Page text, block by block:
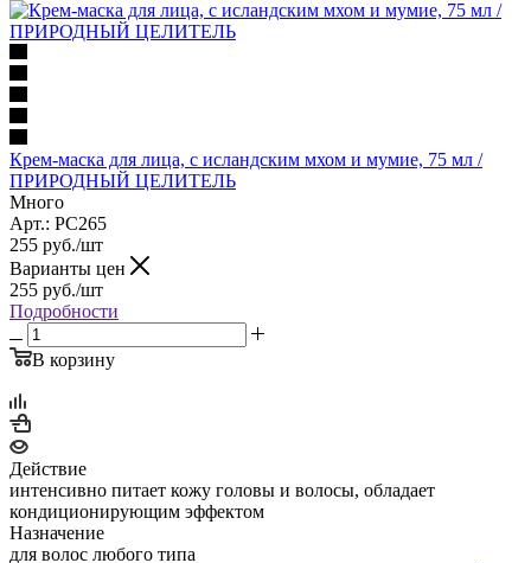
Крем-маска для лица, с исландским мхом и мумие, 75 мл /
ПРИРОДНЫЙ ЦЕЛИТЕЛЬ
Много
Арт.: PC265
255 руб./шт
Варианты цен
255 руб./шт
Подробности
В корзину
Действие
интенсивно питает кожу головы и волосы, обладает
кондиционирующим эффектом
Назначение
для волос любого типа